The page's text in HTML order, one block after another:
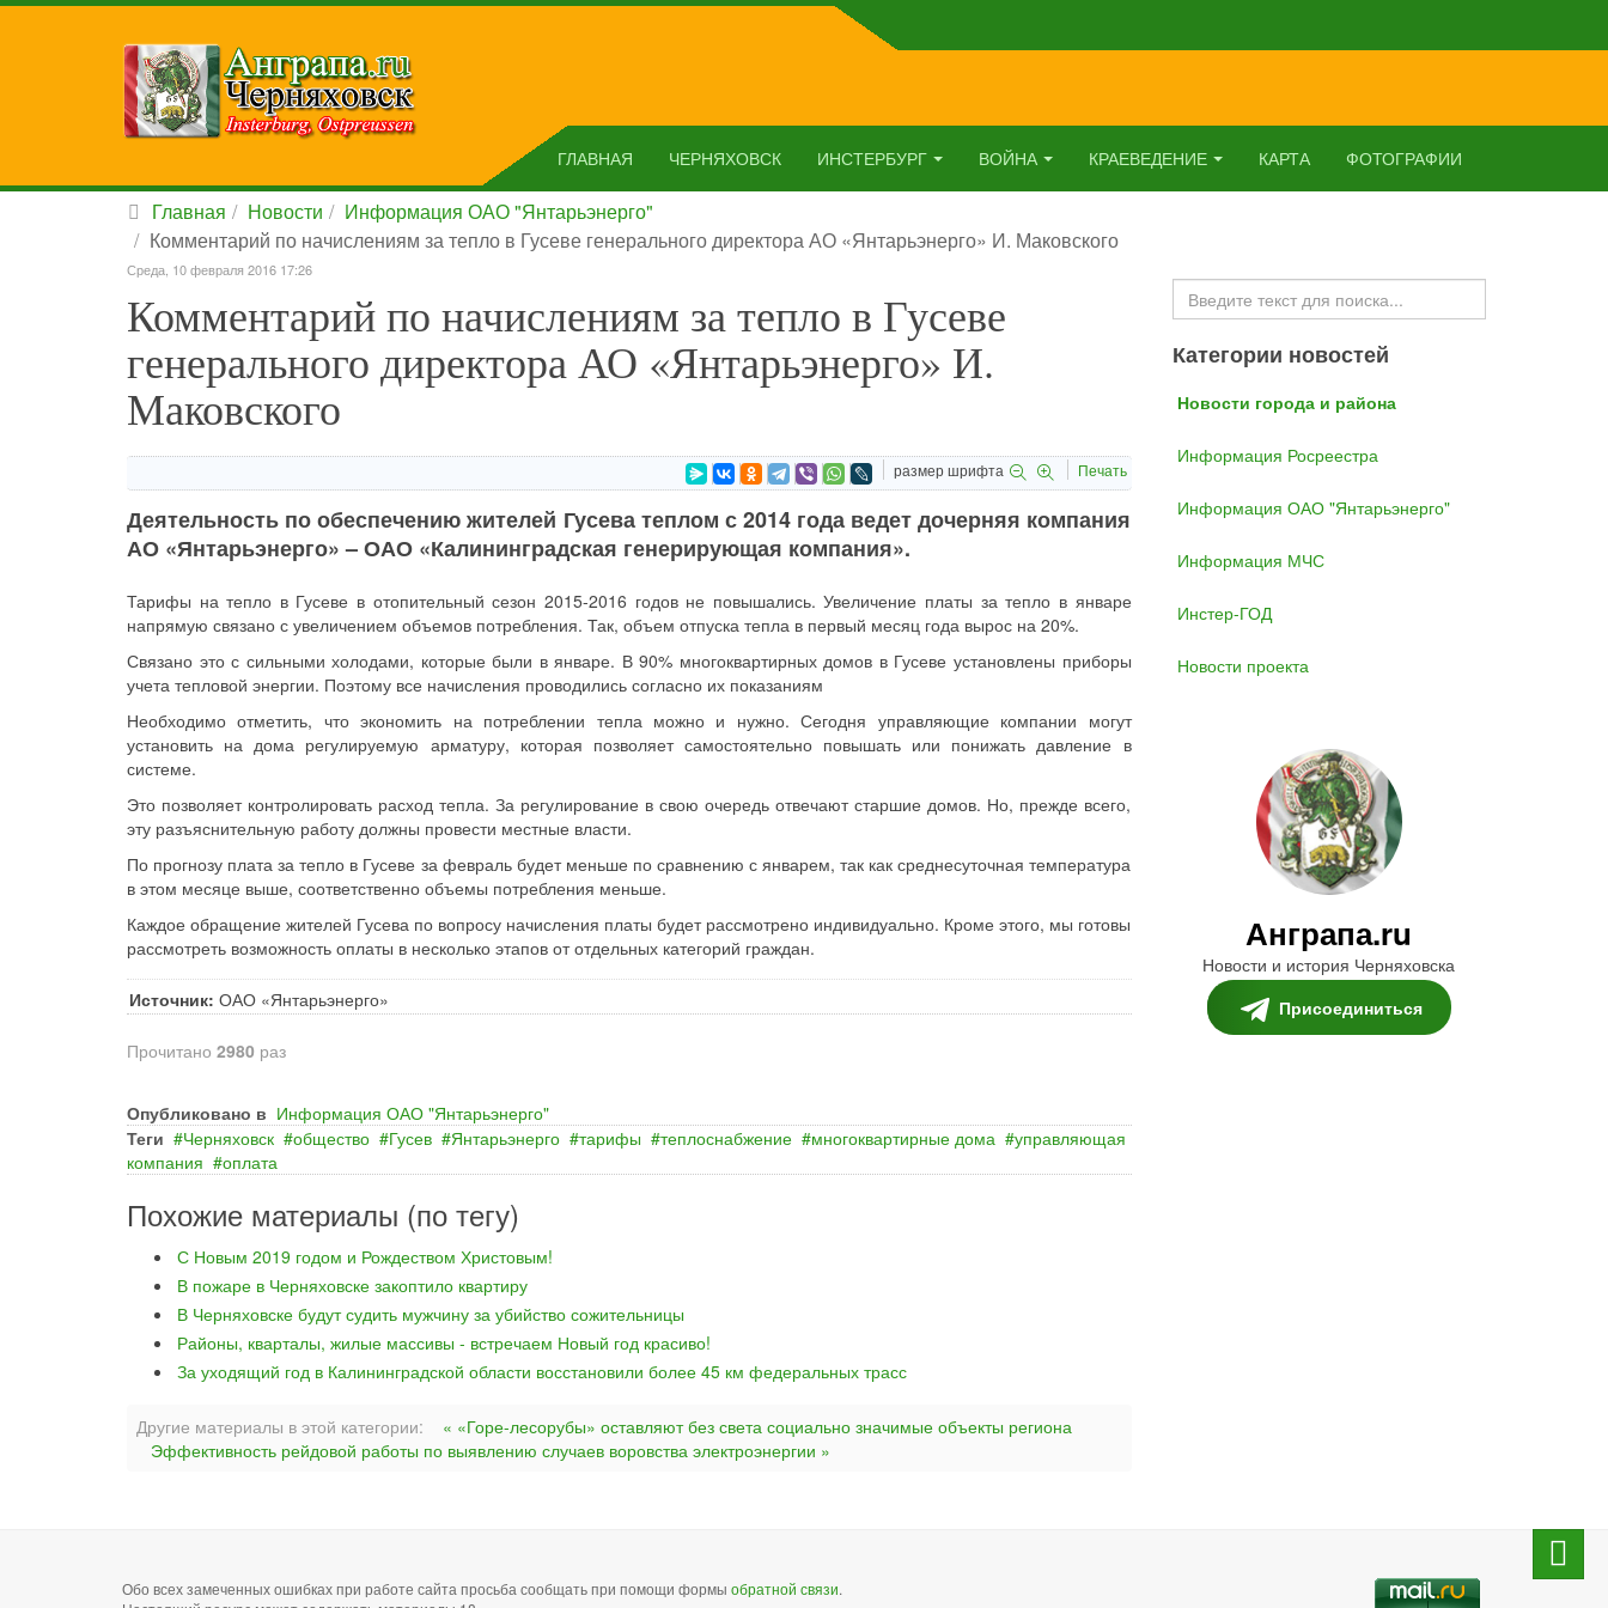
ГЛАВНАЯ ЧЕРНЯХОВСК ИНСТЕРБУРГ ВОЙНА КРАЕВЕДЕНИЕ КАРТА ФОТОГРАФИИ
Главная Новости
Информация ОАО "Янтарьэнерго"
Комментарий по начислениям за тепло в Гусеве генерального директора АО «Янтарьэнерго» И. Маковского
Среда, 10 февраля 2016 17:26
Комментарий по начислениям за тепло в Гусеве
генерального директора АО «Янтарьэнерго» И.
Маковского
размер шрифта Печать
Деятельность по обеспечению жителей Гусева теплом с 2014 года ведет дочерняя компания
АО «Янтарьэнерго» – ОАО «Калининградская генерирующая компания».
Тарифы на тепло в Гусеве в отопительный сезон 2015-2016 годов не повышались. Увеличение платы за тепло в январе
напрямую связано с увеличением объемов потребления. Так, объем отпуска тепла в первый месяц года вырос на 20%.
Связано это с сильными холодами, которые были в январе. В 90% многоквартирных домов в Гусеве установлены приборы
учета тепловой энергии. Поэтому все начисления проводились согласно их показаниям
Необходимо отметить, что экономить на потреблении тепла можно и нужно. Сегодня управляющие компании могут
установить на дома регулируемую арматуру, которая позволяет самостоятельно повышать или понижать давление в
системе.
Это позволяет контролировать расход тепла. За регулирование в свою очередь отвечают старшие домов. Но, прежде всего,
эту разъяснительную работу должны провести местные власти.
По прогнозу плата за тепло в Гусеве за февраль будет меньше по сравнению с январем, так как среднесуточная температура
в этом месяце выше, соответственно объемы потребления меньше.
Каждое обращение жителей Гусева по вопросу начисления платы будет рассмотрено индивидуально. Кроме этого, мы готовы
рассмотреть возможность оплаты в несколько этапов от отдельных категорий граждан.
Источник: ОАО «Янтарьэнерго»
Прочитано 2980 раз
Опубликовано в Информация ОАО "Янтарьэнерго"
Теги
Черняховск общество Гусев Янтарьэнерго тарифы теплоснабжение многоквартирные дома
управляющая
компания
оплата
Похожие материалы (по тегу)
С Новым 2019 годом и Рождеством Христовым!
В пожаре в Черняховске закоптило квартиру
В Черняховске будут судить мужчину за убийство сожительницы
Районы, кварталы, жилые массивы - встречаем Новый год красиво!
За уходящий год в Калининградской области восстановили более 45 км федеральных трасс
Другие материалы в этой категории:
« «Горе-лесорубы» оставляют без света социально значимые объекты региона
Эффективность рейдовой работы по выявлению случаев воровства электроэнергии »
Искать...
Категории новостей
Новости города и района
Информация Росреестра
Информация ОАО "Янтарьэнерго"
Информация МЧС
Инстер-ГОД
Новости проекта
Анграпа.ru
Новости и история Черняховска
Присоединиться
Обо всех замеченных ошибках при работе сайта просьба сообщать при помощи формы обратной связи.